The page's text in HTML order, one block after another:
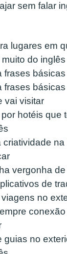
sem falar
lugares em
do inglês
frases
frases
vai visitar
hotéis que
criatividade
vergonha
de
no
guias no